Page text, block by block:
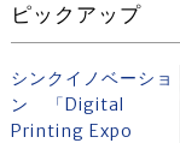
ピックアップ
シンクイノベーショ
ン 「Digital
Printing Expo